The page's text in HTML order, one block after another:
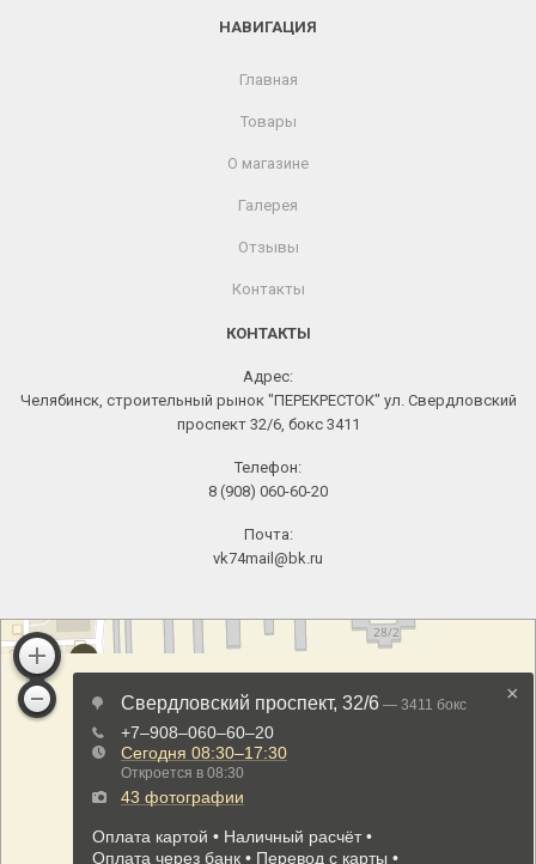
НАВИГАЦИЯ
Главная
Товары
О магазине
Галерея
Отзывы
Контакты
КОНТАКТЫ
Адрес:
Челябинск, строительный рынок "ПЕРЕКРЕСТОК" ул. Свердловский
проспект 32/6, бокс 3411
Телефон:
8 (908) 060-60-20
Почта:
vk74mail@bk.ru